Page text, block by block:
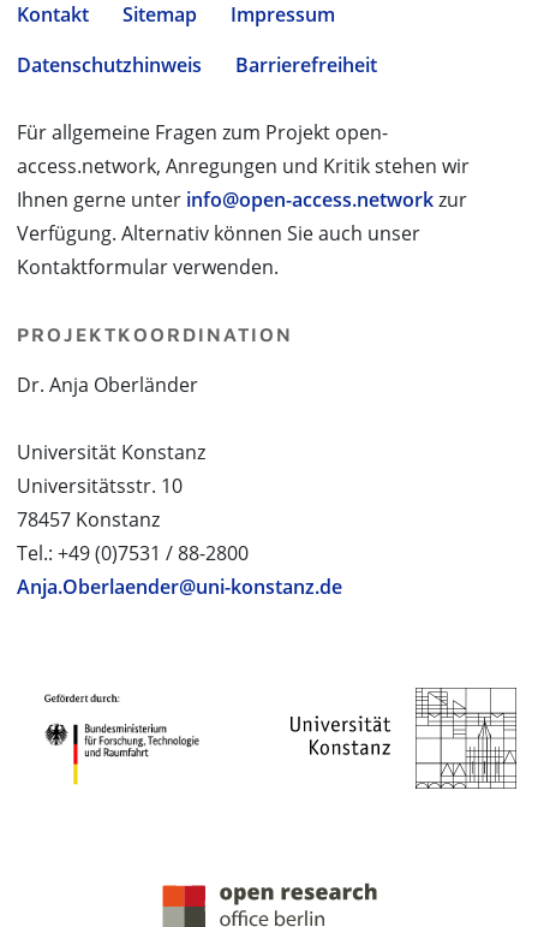
Kontakt Sitemap
Impressum
Datenschutzhinweis
Barrierefreiheit
Für allgemeine Fragen zum Projekt open-
access.network, Anregungen und Kritik stehen wir
Ihnen gerne unter info@open-access.networkzur
Verfügung. Alternativ können Sie auch unser
Kontaktformular verwenden.
PROJEKTKOORDINATION
Dr. Anja Oberländer
Universität Konstanz
Universitätsstr. 10
78457 Konstanz
Tel.: +49 (0)7531 / 88-2800
Anja.Oberlaender@uni-konstanz.de